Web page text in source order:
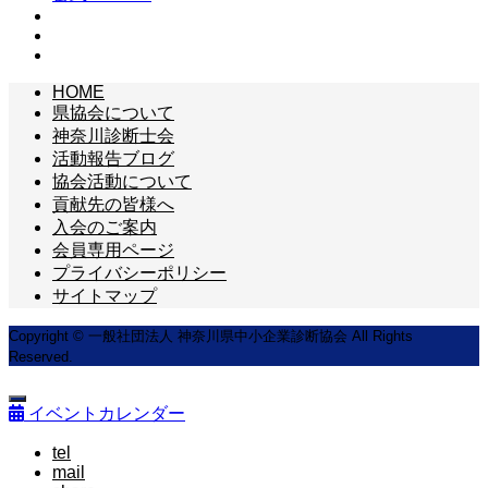
HOME
県協会について
神奈川診断士会
活動報告ブログ
協会活動について
貢献先の皆様へ
入会のご案内
会員専用ページ
プライバシーポリシー
サイトマップ
Copyright © 一般社団法人 神奈川県中小企業診断協会 All Rights
Reserved.
イベントカレンダー
tel
mail